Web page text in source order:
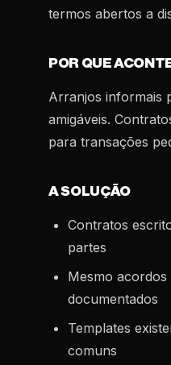
termos abertos a
POR QUE
Arranjos informais
amigáveis.
para transações
A SOLUÇÃO
Contratos
partes
Mesmo acordos
documentados
Templates
comuns